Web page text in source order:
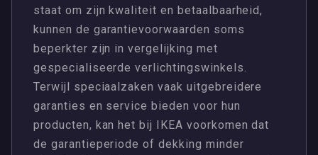
staat om zijn kwaliteit en betaalbaarheid,
kunnen de garantievoorwaarden soms
beperkter zijn in vergelijking met
gespecialiseerde verlichtingswinkels.
Terwijl speciaalzaken vaak uitgebreidere
garanties en service bieden voor hun
producten, kan het bij IKEA voorkomen dat
de garantieperiode of dekking minder